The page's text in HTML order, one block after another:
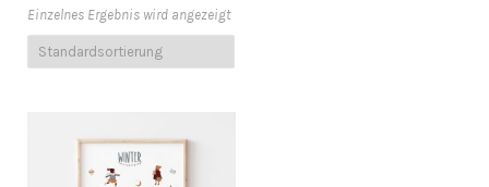
Einzelnes Ergebnis wird angezeigt